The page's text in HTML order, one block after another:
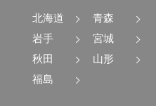
北海道
青森
岩手
宮城
秋田
山形
福島